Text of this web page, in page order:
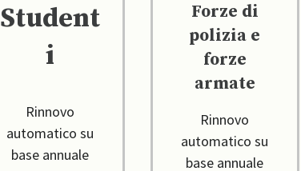
Student
i
Rinnovo
automatico su
base annuale
Forze di
polizia e
forze
armate
Rinnovo
automatico su
base annuale